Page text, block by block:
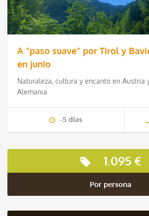
A “paso suave” por Tirol y
en junio
Naturaleza, cultura y encanto en Austria
Alemania
-5 días
1.095 €
Por persona